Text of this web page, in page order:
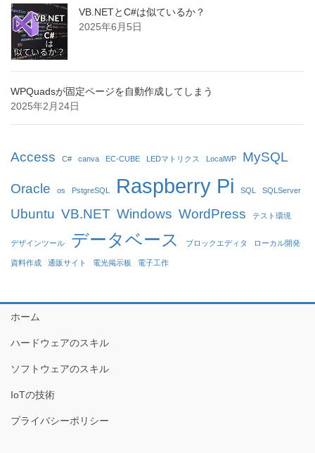
VB.NETとC#は似ているか？
2025年6月5日
WPQuadsが固定ページを自動作成してしまう
2025年2月24日
Access C# canva EC-CUBE LEDマトリクス LocalWP MySQL
Oracle os PstgreSQL Raspberry Pi SQL SQLServer
Ubuntu VB.NET Windows WordPress テスト環境
デザインツール データベース ブロックエディタ ローカル開発
資料作成 通販サイト 電光掲示板 電子工作
ホーム
ハードウェアのスキル
ソフトウェアのスキル
IoTの技術
プライバシーポリシー